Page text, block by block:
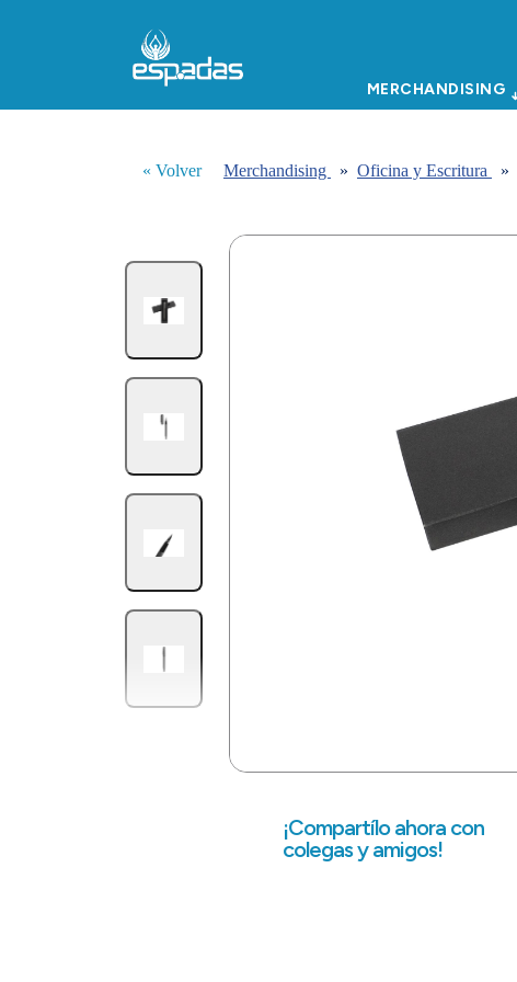
MERCHANDISING
« Volver Merchandising » Oficina y Escritura »
¡Compartílo ahora con
colegas y amigos!